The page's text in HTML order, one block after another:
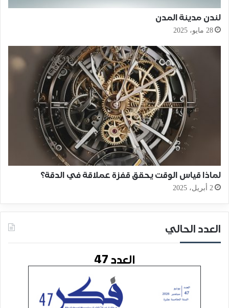
لندن مدينة المدن
28 مايو، 2025
لماذا قياس الوقت يحقق قفزة عملاقة في الدقة؟
2 أبريل، 2025
العدد الحالي
العدد 47